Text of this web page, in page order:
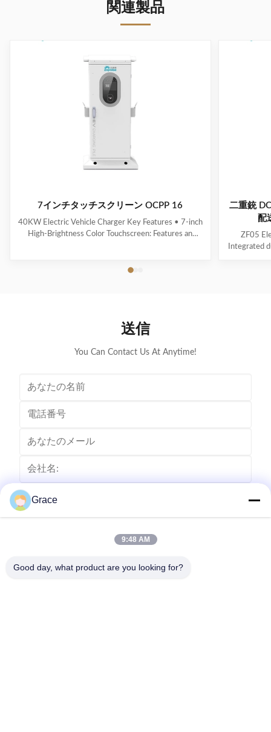
関連製品
7インチタッチスクリーン OCPP 16
40KW Electric Vehicle Charger Key Features • 7-inch
High-Brightness Color Touchscreen: Features an
Effectively minimizes energy loss, contributing to
二重銃
配
ZF05
Integrated
送信
You Can Contact Us At Anytime!
送りなさい
Grace
9:48 AM
Good day, what product are you looking for?